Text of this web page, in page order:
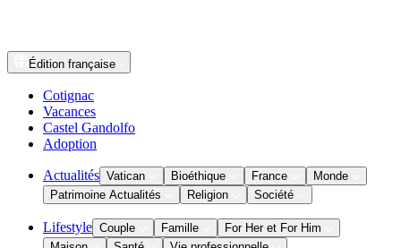
Édition française
Cotignac
Vacances
Castel Gandolfo
Adoption
Actualités Vatican Bioéthique France
Monde
Patrimoine Actualités
Religion Société
Lifestyle Couple Famille
For Her et For Him